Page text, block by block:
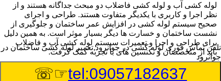
لوله کشی آب و لوله کشی فاضلاب دو مبحث جداگانه هستند و از
نظر اجرا و کاربری با یکدیگر متفاوت هستند. طراحی و اجرای
صحیح سیستم لوله کشی در افزایش عمر ساختمان و جلوگیری از
نشست ساختمان و خسارت ها دیگر بسیار موثر است. به همین دلیل
برای طراحی و اجرا و تعمیرات سیستم لوله کشی آب و فاضلاب
باید از متخصصان و تکنسین های با تجربه کمک گرفت.
:Published Date
تلفن تماس فوریلوله کشی در جوانرود,تعمیر لوله کشی ساختمان در
جوانرود
tel:09057182637
☞☏